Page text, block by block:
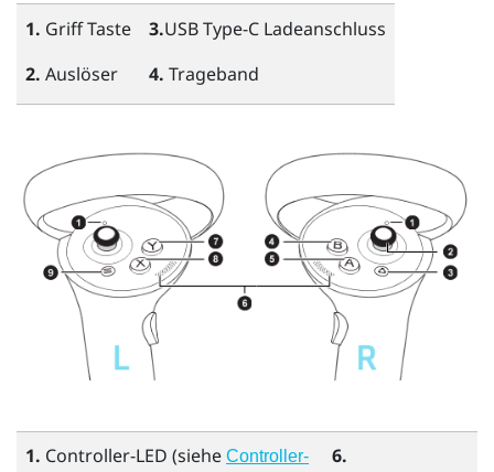
1. GriffTaste
2. Auslöser
3.USB Type-C Ladeanschluss
4. Trageband
1. Controller-LED (siehe Controller-
6.